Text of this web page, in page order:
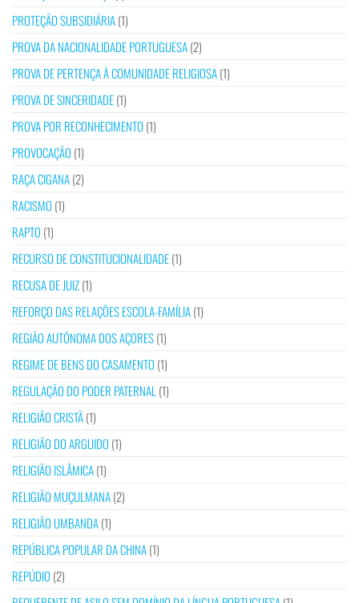
PROTEÇÃO SUBSIDIÁRIA(1)
PROVA DA NACIONALIDADE PORTUGUESA(2)
PROVA DE PERTENÇA À COMUNIDADE RELIGIOSA(1)
PROVA DE SINCERIDADE(1)
PROVA POR RECONHECIMENTO (1)
PROVOCAÇÃO (1)
RAÇA CIGANA(2)
RACISMO (1)
RAPTO (1)
RECURSO DE CONSTITUCIONALIDADE(1)
RECUSA DE JUIZ(1)
REFORÇO DAS RELAÇÕES ESCOLA-FAMÍLIA(1)
REGIÃO AUTÓNOMA DOS AÇORES(1)
REGIME DE BENS DO CASAMENTO (1)
REGULAÇÃO DO PODER PATERNAL (1)
RELIGIÃO CRISTÃ(1)
RELIGIÃO DO ARGUIDO (1)
RELIGIÃO ISLÂMICA(1)
RELIGIÃO MUÇULMANA(2)
RELIGIÃO UMBANDA(1)
REPÚBLICA POPULAR DA CHINA(1)
REPÚDIO (2)